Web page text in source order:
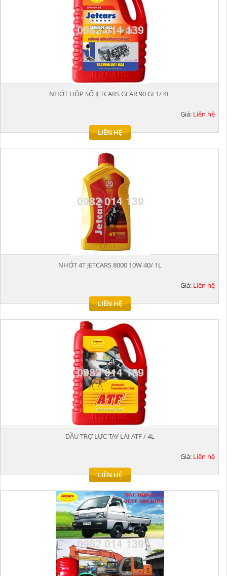
NHỚT HỘP SỐ JETCARS GEAR 90 GL1/ 4L
Giá: Liên hệ
LIÊN HỆ
NHỚT 4T JETCARS 8000 10W 40/ 1L
Giá: Liên hệ
LIÊN HỆ
DẦU TRỢ LỰC TAY LÁI ATF / 4L
Giá: Liên hệ
LIÊN HỆ